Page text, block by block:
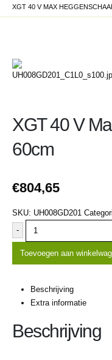
XGT 40 V MAX
XGT 40 V
60cm
€804,65
SKU: UH008GD201
-
Toevoegen aan
Beschrijving
Extra informatie
Beschrijving